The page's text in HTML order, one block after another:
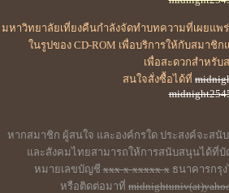
มหาวิทยาลัยเที่ยงคืนกำลังจัดทำบทความที่เผยแพ
ในรูปของ CD-ROM เพื่อบริการให้กับสมาชิ
เพื่อสะดวกสำหรั
สนใจสั่งซื้อได้ที่
หากสมาชิก ผู้สนใจ และองค์กรใด ประสงค์จะส
และสังคมไทยสามารถให้การสนับสนุนได้ที่
หมายเลขบัญชีxxx-x-xxxxx-xธนาคารกรุง
หรือติดต่อมาที่